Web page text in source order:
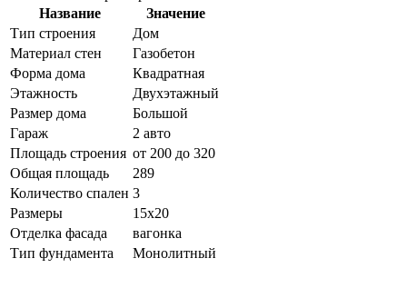
Название
Значение
Тип строения
Дом
Материал стен
Газобетон
Форма дома
Квадратная
Этажность
Двухэтажный
Размер дома
Большой
Гараж
2 авто
Площадь строения от 200 до 320
Общая площадь
289
Количество спален 3
Размеры
15х20
Отделка фасада
вагонка
Тип фундамента
Монолитный